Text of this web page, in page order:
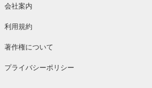
会社案内
利用規約
著作権について
プライバシーポリシー